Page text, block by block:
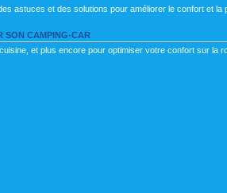
astuces et des solutions pour améliorer le confort et la
SON CAMPING-CAR
et plus encore pour optimiser votre confort sur la